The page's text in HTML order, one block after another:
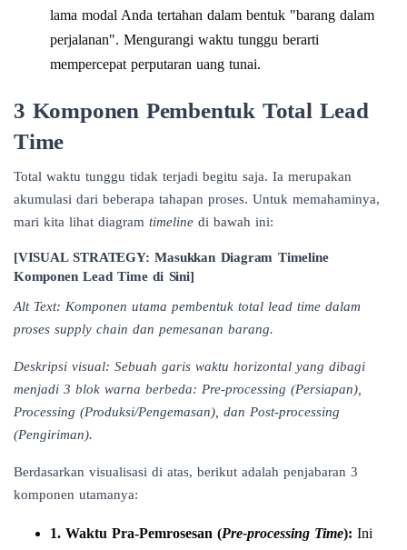
lama modal Anda tertahan dalam bentuk "barang dalam
perjalanan". Mengurangi waktu tunggu berarti
mempercepat perputaran uang tunai.
3 Komponen Pembentuk Total Lead
Time
Total waktu tunggu tidak terjadi begitu saja. Ia merupakan
akumulasi dari beberapa tahapan proses. Untuk memahaminya,
mari kita lihat diagram timeline di bawah ini:
[VISUAL STRATEGY: Masukkan Diagram Timeline
Komponen Lead Time di Sini]
Alt Text: Komponen utama pembentuk total lead time dalam
proses supply chain dan pemesanan barang.
Deskripsi visual: Sebuah garis waktu horizontal yang dibagi
menjadi 3 blok warna berbeda: Pre-processing (Persiapan),
Processing (Produksi/Pengemasan), dan Post-processing
(Pengiriman).
Berdasarkan visualisasi di atas, berikut adalah penjabaran 3
komponen utamanya:
1. Waktu Pra-Pemrosesan (Pre-processing Time): Ini